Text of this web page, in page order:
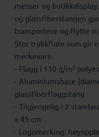
messer og
og glassfiberstangen
transportere og flytte
Stor trykkflate som gir
merkevare.
- Flagg i 110 g/m²
- Aluminiumsbase
glassfiberflaggstang
- Tilgjengelig i 2
x 45 cm
- Logomerking: